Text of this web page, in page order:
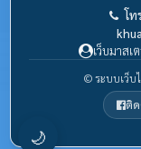
โท
เว็บมาสเ
© ระบบเว็บ
ติ
🌙